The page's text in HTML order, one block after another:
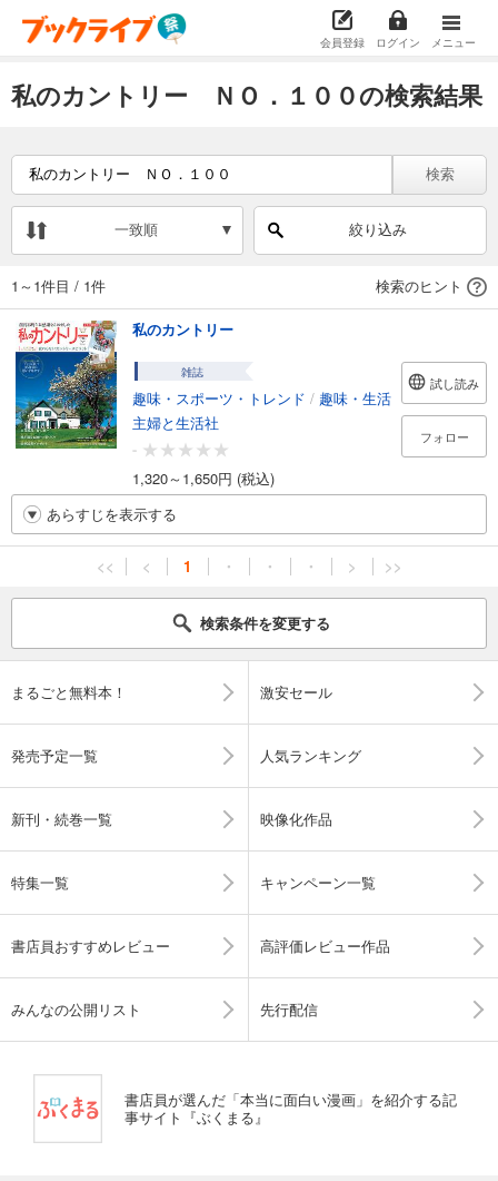
会員登録 ログイン メニュー
私のカントリー ＮＯ．１００の検索結果
検索
一致順 絞り込み
1～1件目 / 1件 検索のヒント
私のカントリー
雑誌
趣味・スポーツ・トレンド / 趣味・生活
主婦と生活社
-
1,320～1,650円 (税込)
試し読み
フォロー
あらすじを表示する
<< < 1 ・ ・ ・ > >>
検索条件を変更する
まるごと無料本！ 激安セール
発売予定一覧 人気ランキング
新刊・続巻一覧 映像化作品
特集一覧 キャンペーン一覧
書店員おすすめレビュー 高評価レビュー作品
みんなの公開リスト 先行配信
書店員が選んだ「本当に面白い漫画」を紹介する記
事サイト『ぶくまる』